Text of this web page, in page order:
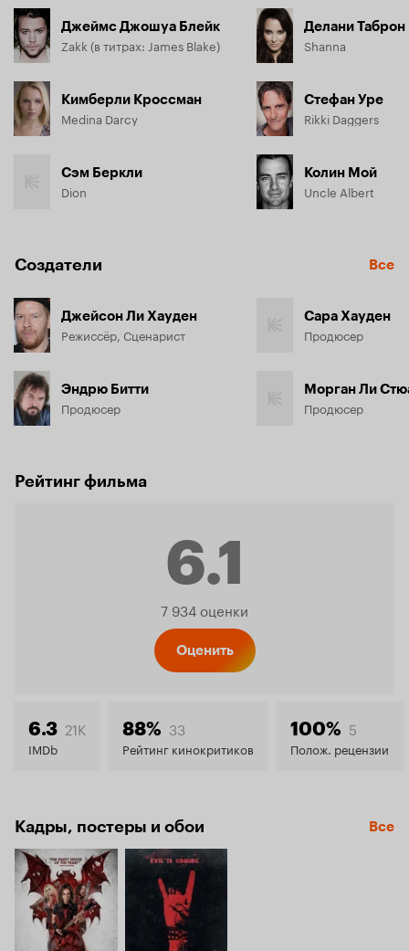
Джеймс Джошуа Блейк
Zakk (в титрах: James Blake)
Кимберли Кроссман
Medina Darcy
Сэм Беркли
Dion
Делани Таброн
Shanna
Стефан Уре
Rikki Daggers
Колин Мой
Uncle Albert
Создатели Все
Джейсон Ли Хауден
Режиссёр, Сценарист
Эндрю Битти
Продюсер
Сара Хауден
Продюсер
Морган Ли
Продюсер
Рейтинг фильма
6.1
Рейтинг
6.1
7 934 оценки
Оценить
6.3 21K
IMDb
88% 33
Рейтинг кинокритиков
100% 5
Полож. рецензии
Кадры, постеры и обои Все